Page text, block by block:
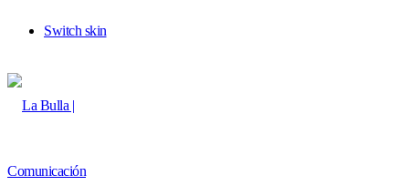
Switch skin